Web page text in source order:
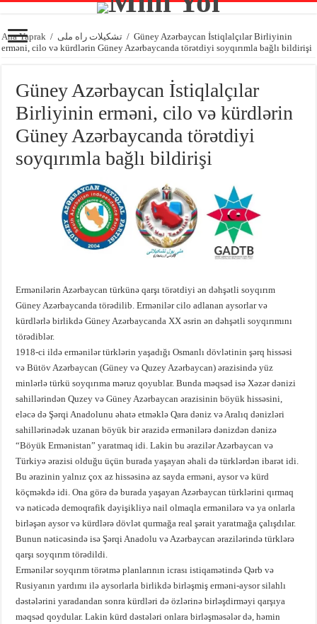
Ana Yaprak / تشکیلات راه ملی / Güney Azərbaycan İstiqlalçılar Birliyinin
erməni, cilo və kürdlərin Güney Azərbaycanda törətdiyi soyqırımla bağlı bildirişi
Güney Azərbaycan İstiqlalçılar
Birliyinin erməni, cilo və kürdlərin
Güney Azərbaycanda törətdiyi
soyqırımla bağlı bildirişi
Ermənilərin Azərbaycan türkünə qarşı törətdiyi ən dəhşətli soyqırım
Güney Azərbaycanda törədilib. Ermənilər cilo adlanan aysorlar və
kürdlərlə birlikdə Güney Azərbaycanda XX əsrin ən dəhşətli soyqırımını
törədiblər.
1918-ci ildə ermənilər türklərin yaşadığı Osmanlı dövlətinin şərq hissəsi
və Bütöv Azərbaycan (Güney və Quzey Azərbaycan) ərazisində yüz
minlərlə türkü soyqırıma məruz qoyublar. Bunda məqsəd isə Xəzər dənizi
sahillərindən Quzey və Güney Azərbaycan ərazisinin böyük hissəsini,
eləcə də Şərqi Anadolunu əhatə etməklə Qara dəniz və Aralıq dənizləri
sahillərinədək uzanan böyük bir ərazidə ermənilərə dənizdən dənizə
“Böyük Ermənistan” yaratmaq idi. Lakin bu ərazilər Azərbaycan və
Türkiyə ərazisi olduğu üçün burada yaşayan əhali də türklərdən ibarət idi.
Bu ərazinin yalnız çox az hissəsinə az sayda erməni, aysor və kürd
köçməkdə idi. Ona görə də burada yaşayan Azərbaycan türklərini qırmaq
və nəticədə demoqrafik dəyişikliyə nail olmaqla ermənilərə və ya onlarla
birləşən aysor və kürdlərə dövlət qurmağa real şərait yaratmağa çalışdılar.
Bunun nəticəsində isə Şərqi Anadolu və Azərbaycan ərazilərində türklərə
qarşı soyqırım törədildi.
Ermənilər soyqırım törətmə planlarının icrası istiqamətində Qərb və
Rusiyanın yardımı ilə aysorlarla birlikdə birləşmiş erməni-aysor silahlı
dəstələrini yaradandan sonra kürdləri də özlərinə birləşdirməyi qarşıya
məqsəd qoydular. Lakin kürd dəstələri onlara birləşməsələr də, həmin